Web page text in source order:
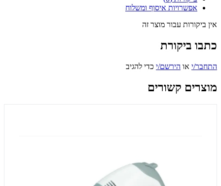
אפשרויות איסוף ומשלוח
אין ביקורות עבור מוצר זה
כתבו ביקורת
התחבר/י או הירשם/י כדי להגיב
מוצרים קשורים